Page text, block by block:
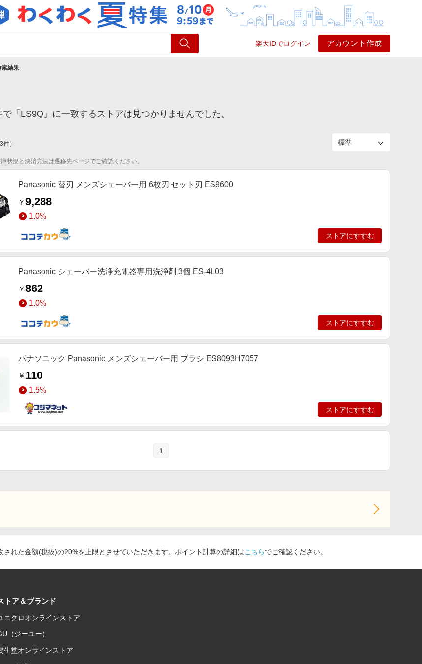
楽天IDでログイン アカウント作成
ショッピング
索結果
「LS9Q」に一致するストアは見つかりませんでした。
3件）
状況と決済方法は遷移先ページでご確認ください。
Panasonic 替刃 メンズシェーバー用 6枚刃 セット刃 ES9600
￥9,288
1.0%
ストアにすすむ
Panasonic シェーバー洗浄充電器専用洗浄剤 3個 ES-4L03
￥862
1.0%
ストアにすすむ
パナソニック Panasonic メンズシェーバー用 ブラシ ES8093H7057
￥ 110
1.5%
ストアにすすむ
1
れた金額(税抜)の20%を上限とさせていただきます。ポイント計算の詳細はこちらでご確認ください。
トア＆ブランド
ニクロオンラインストア
（ジーユー）
生堂オンラインストア